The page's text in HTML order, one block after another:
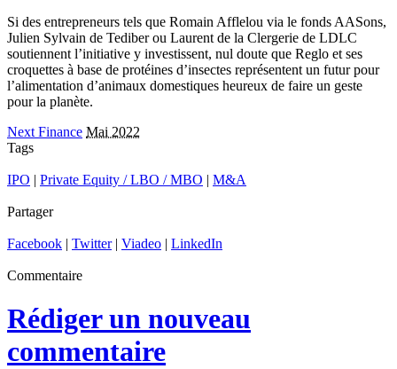
Si des entrepreneurs tels que Romain Afflelou via le fonds AASons,
Julien Sylvain de Tediber ou Laurent de la Clergerie de LDLC
soutiennent l’initiative y investissent, nul doute que Reglo et ses
croquettes à base de protéines d’insectes représentent un futur pour
l’alimentation d’animaux domestiques heureux de faire un geste
pour la planète.
Next Finance Mai 2022
Tags
IPO | Private Equity / LBO / MBO | M&A
Partager
Facebook | Twitter| Viadeo | LinkedIn
Commentaire
Rédiger un nouveau
commentaire